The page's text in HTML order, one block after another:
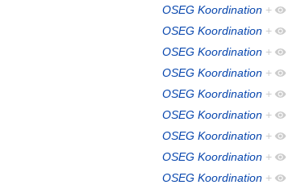
OSEG Koordination +
OSEG Koordination +
OSEG Koordination +
OSEG Koordination +
OSEG Koordination +
OSEG Koordination +
OSEG Koordination +
OSEG Koordination +
OSEG Koordination +